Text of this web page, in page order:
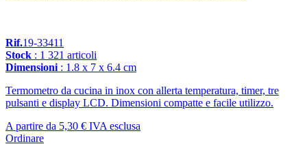
Rif.19-33411
Stock : 1 321 articoli
Dimensioni : 1.8 x 7 x 6.4 cm
Termometro da cucina in inox con allerta temperatura, timer, tre
pulsanti e display LCD. Dimensioni compatte e facile utilizzo.
A partire da 5,30 € IVA esclusa
Ordinare